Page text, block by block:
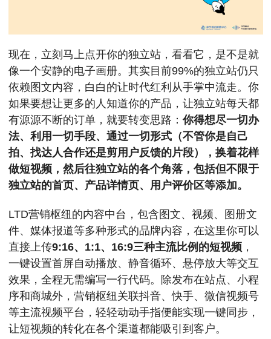
现在，立刻马上点开你的独立站，看看它，是不是就
像一个安静的电子画册。其实目前99%的独立站仍只
依赖图文内容，白白的让时代红利从手掌中流走。你
如果要想让更多的人知道你的产品，让独立站每天都
有源源不断的订单，就要转变思路： 你得想尽一切办
法、利用一切手段、通过一切形式（不管你是自己
拍、找达人合作还是剪用户反馈的片段），换着花样
做短视频，然后往独立站的各个角落，包括但不限于
独立站的首页、产品详情页、用户评价区等添加。
LTD营销枢纽的内容中台，包含图文、视频、图册文
件、媒体报道等多种形式的品牌内容，在这里你可以
直接上传9:16、1:1、16:9三种主流比例的短视频，
一键设置首屏自动播放、静音循环、悬停放大等交互
效果，全程无需编写一行代码。除发布在站点、小程
序和商城外，营销枢纽关联抖音、快手、微信视频号
等主流视频平台，轻轻动动手指便能实现一键同步，
让短视频的转化在各个渠道都能吸引到客户。